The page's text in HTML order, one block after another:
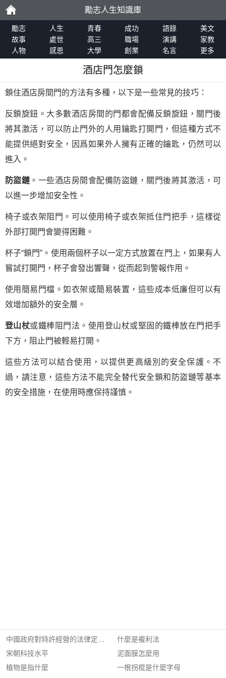
勵
志
勵志人生知識庫
勵志 人生 青春 成功 語錄
美文
故事
處世 高三 職場 演講
家教
人物
感恩 大學 創業 名言 更多
酒店門怎麼鎖
鎖住酒店房間門的方法有多種，以下是一些常見的技巧：
反鎖旋鈕。大多數酒店房間的門都會配備反鎖旋鈕，關門後
將其激活，可以防止門外的人用鑰匙打開門，但這種方式不
能提供絕對安全，因爲如果外人擁有正確的鑰匙，仍然可以
進入。
防盜鏈 。一些酒店房間會配備防盜鏈，關門後將其激活，可
以進一步增加安全性。
椅子或衣架阻門。可以使用椅子或衣架抵住門把手，這樣從
外部打開門會變得困難。
杯子“鎖門”。使用兩個杯子以一定方式放置在門上，如果有人
嘗試打開門，杯子會發出響聲，從而起到警報作用。
使用簡易門檔。如衣架或簡易裝置，這些成本低廉但可以有
效增加額外的安全層。
登山杖或鐵棒阻門法。使用登山杖或堅固的鐵棒放在門把手
下方，阻止門被輕易打開。
這些方法可以結合使用，以提供更高級別的安全保護。不
過，請注意，這些方法不能完全替代安全鎖和防盜鏈等基本
的安全措施，在使用時應保持謹慎。
中國政府對特許經營的法律定義是什麼
宋朝科技水平
植物是指什麼
什麼是複利法
泥面膜怎麼用
一根拐棍是什麼字母